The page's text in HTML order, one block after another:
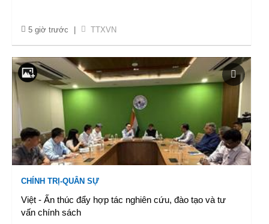
5 giờ trước TTXVN
CHÍNH TRỊ-QUÂN SỰ
Việt - Ấn thúc đẩy hợp tác nghiên cứu, đào tạo và tư
vấn chính sách